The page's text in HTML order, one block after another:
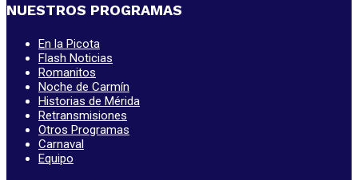
NUESTROS PROGRAMAS
En la Picota
Flash Noticias
Romanitos
Noche de Carmín
Historias de Mérida
Retransmisiones
Otros Programas
Carnaval
Equipo